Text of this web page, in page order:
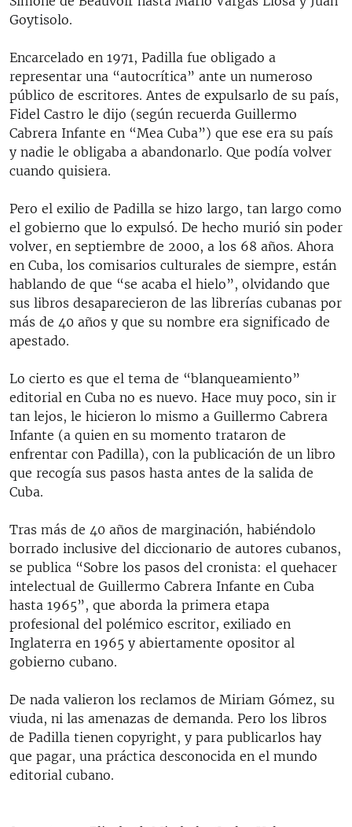
Goytisolo.
Encarcelado en 1971, Padilla fue obligado a
representar una “autocrítica” ante un numeroso
público de escritores. Antes de expulsarlo de su país,
Fidel Castro le dijo (según recuerda Guillermo
Cabrera Infante en “Mea Cuba”) que ese era su país
y nadie le obligaba a abandonarlo. Que podía volver
cuando quisiera.
Pero el exilio de Padilla se hizo largo, tan largo como
el gobierno que lo expulsó. De hecho murió sin poder
volver, en septiembre de 2000, a los 68 años. Ahora
en Cuba, los comisarios culturales de siempre, están
hablando de que “se acaba el hielo”, olvidando que
sus libros desaparecieron de las librerías cubanas por
más de 40 años y que su nombre era significado de
apestado.
Lo cierto es que el tema de “blanqueamiento”
editorial en Cuba no es nuevo. Hace muy poco, sin ir
tan lejos, le hicieron lo mismo a Guillermo Cabrera
Infante (a quien en su momento trataron de
enfrentar con Padilla), con la publicación de un libro
que recogía sus pasos hasta antes de la salida de
Cuba.
Tras más de 40 años de marginación, habiéndolo
borrado inclusive del diccionario de autores cubanos,
se publica “Sobre los pasos del cronista: el quehacer
intelectual de Guillermo Cabrera Infante en Cuba
hasta 1965”, que aborda la primera etapa
profesional del polémico escritor, exiliado en
Inglaterra en 1965 y abiertamente opositor al
gobierno cubano.
De nada valieron los reclamos de Miriam Gómez, su
viuda, ni las amenazas de demanda. Pero los libros
de Padilla tienen copyright, y para publicarlos hay
que pagar, una práctica desconocida en el mundo
editorial cubano.